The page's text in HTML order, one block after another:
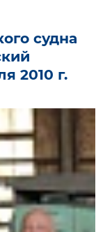
судна
2010 г.